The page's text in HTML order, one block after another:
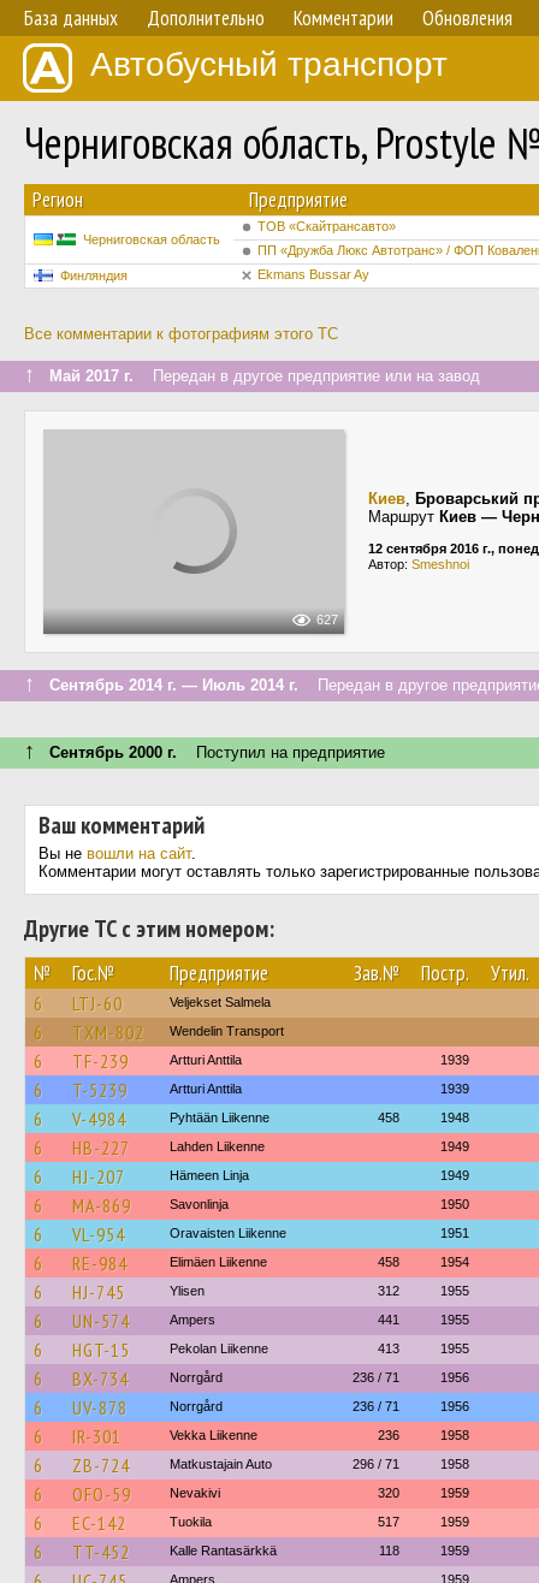
База данных Дополнительно Комментарии Обновления
Автобусный транспорт
Черниговская область, Prostyle
Регион Предприятие
Черниговская область
ТОВ «Cкайтрансавто»
ПП «Дружба Люкс Автотранс» / ФОП
Финляндия
Ekmans Bussar Ay
Все комментарии к фотографиям этого ТС
↑ Май 2017 г. Передан в другое предприятие или на завод
627
Киев, Броварський
Маршрут Киев —
12 сентября 2016 г.,
Автор: Smeshnoi
↑ Сентябрь 2014 г. — Июль 2014 г. Передан в другое
↑ Сентябрь 2000 г. Поступил на предприятие
Ваш комментарий
Вы не вошли на сайт.
Комментарии могут оставлять только зарегистрированные
Другие ТС с этим номером:
№ Гос.№ Предприятие Зав.№ Постр. Утил.
6 LTJ-60 Veljekset Salmela
6 TXM-802 Wendelin Transport
6 TF-239 Artturi Anttila 1939
6 T-5239 Artturi Anttila 1939
6 V-4984 Pyhtään Liikenne 458 1948
6 HB-227 Lahden Liikenne 1949
6 HJ-207 Hämeen Linja 1949
6 MA-869 Savonlinja 1950
6 VL-954 Oravaisten Liikenne 1951
6 RE-984 Elimäen Liikenne 458 1954
6 HJ-745 Ylisen 312 1955
6 UN-574 Ampers 441 1955
6 HGT-15 Pekolan Liikenne 413 1955
6 BX-734 Norrgård 236 / 71 1956
6 UV-878 Norrgård 236 / 71 1956
6 IR-301 Vekka Liikenne 236 1958
6 ZB-724 Matkustajain Auto 296 / 71 1958
6 OFO-59 Nevakivi 320 1959
6 EC-142 Tuokila 517 1959
6 TT-452 Kalle Rantasärkkä 118 1959
Ampers 1959